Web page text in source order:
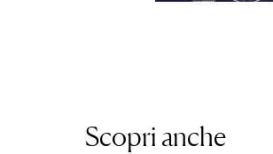
Scopri anche